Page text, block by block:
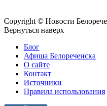
Copyright © Новости
Вернуться наверх
Блог
Афиша Белореченска
О сайте
Контакт
Источники
Правила использования